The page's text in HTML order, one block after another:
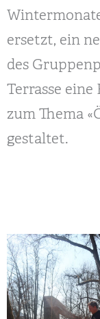
ersetzt, ein
des
Terrasse
zum Thema
gestaltet.